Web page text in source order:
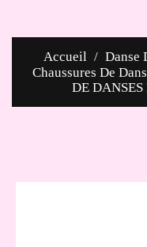
Accueil
Danse
Chaussures De
DE